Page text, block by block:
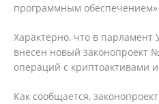
программным
Характерно, что в
внесен новый законопроект
операций с криптоактивами
Как сообщается,